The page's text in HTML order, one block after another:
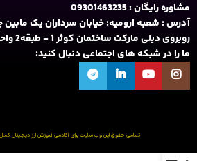
مشاوره رایگان : 09301463235
آدرس : شعبه ارومیه: خیابان سرداران یک مابین
روبروی دیلی مارکت ساختمان کوثر 1 - طبقه2 واحد 4
ما را در شبکه های اجتماعی دنبال کنید:
تمامی حقوق این وب سایت برای آکادمی آموزش ارز دیجیتال